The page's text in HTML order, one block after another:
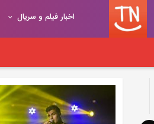
اخبار فیلم و سریال